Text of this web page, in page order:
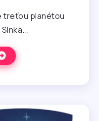
treťou planétou